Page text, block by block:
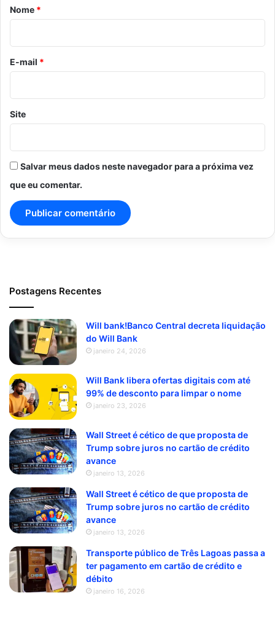
r
i
o
*
Nome *
E-mail *
Site
Salvar meus dados neste navegador para a próxima vez
que eu comentar.
Postagens Recentes
Will bank!Banco Central decreta liquidação
do Will Bank
janeiro 24, 2026
Will Bank libera ofertas digitais com até
99% de desconto para limpar o nome
janeiro 23, 2026
Wall Street é cético de que proposta de
Trump sobre juros no cartão de crédito
avance
janeiro 13, 2026
Wall Street é cético de que proposta de
Trump sobre juros no cartão de crédito
avance
janeiro 13, 2026
Transporte público de Três Lagoas passa a
ter pagamento em cartão de crédito e
débito
janeiro 16, 2026